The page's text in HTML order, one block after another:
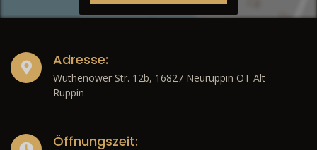
Adresse:
Wuthenower Str. 12b, 16827 Neuruppin OT Alt
Ruppin
Öffnungszeit: